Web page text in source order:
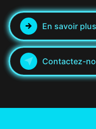
En savoir plus
Contactez-